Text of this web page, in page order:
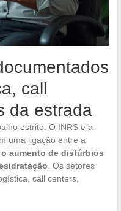
call
da estrada
estrito. O INRS e a
uma ligação entre a
o aumento de distúrbios
. Os setores
call centers,